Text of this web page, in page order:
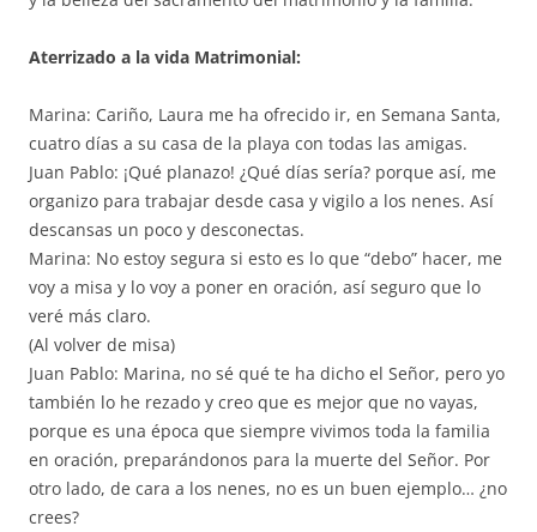
Aterrizado a la vida Matrimonial:
Marina: Cariño, Laura me ha ofrecido ir, en Semana Santa,
cuatro días a su casa de la playa con todas las amigas.
Juan Pablo: ¡Qué planazo! ¿Qué días sería? porque así, me
organizo para trabajar desde casa y vigilo a los nenes. Así
descansas un poco y desconectas.
Marina: No estoy segura si esto es lo que “debo” hacer, me
voy a misa y lo voy a poner en oración, así seguro que lo
veré más claro.
(Al volver de misa)
Juan Pablo: Marina, no sé qué te ha dicho el Señor, pero yo
también lo he rezado y creo que es mejor que no vayas,
porque es una época que siempre vivimos toda la familia
en oración, preparándonos para la muerte del Señor. Por
otro lado, de cara a los nenes, no es un buen ejemplo… ¿no
crees?